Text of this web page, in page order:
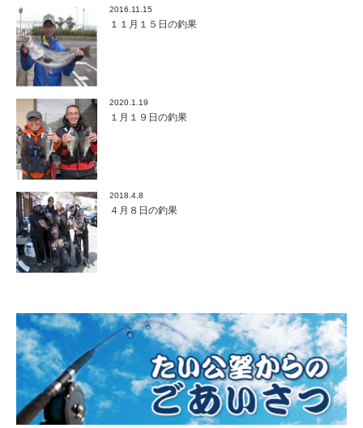
2016.11.15
１１月１５日の釣果
2020.1.19
１月１９日の釣果
2018.4.8
４月８日の釣果